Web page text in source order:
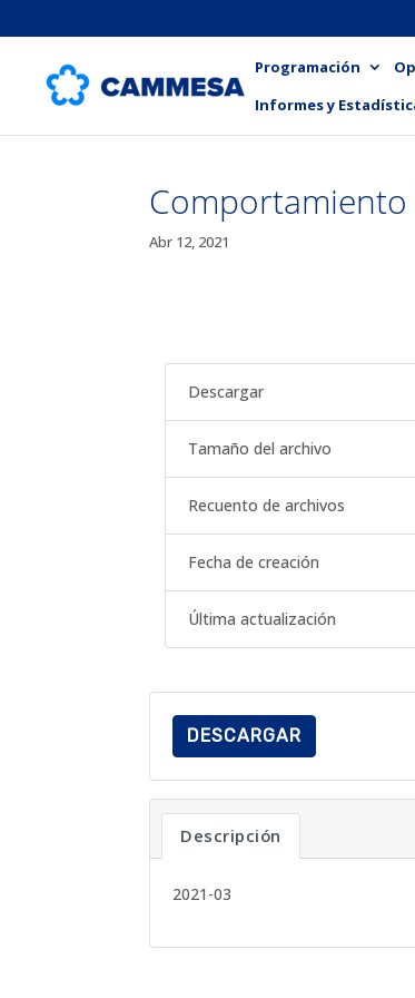
Programación
Informes y
Comportamiento
Abr 12, 2021
Descargar
Tamaño del archivo
Recuento de archivos
Fecha de creación
Última actualización
DESCARGAR
Descripción
2021-03